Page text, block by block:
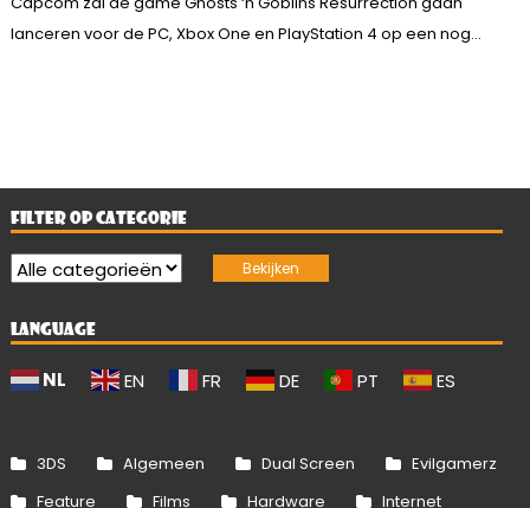
lanceren voor de PC, Xbox One en PlayStation 4 op een nog...
FILTER OP CATEGORIE
LANGUAGE
NL EN FR DE PT ES
3DS Algemeen Dual Screen
Evilgamerz
Feature
Films Hardware Internet